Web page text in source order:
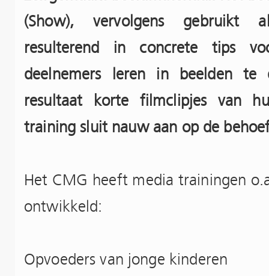
(Show), vervolgens gebruikt
resulterend in concrete tips
deelnemers leren in beelden te
resultaat korte filmclipjes van
training sluit nauw aan op de
Het CMG heeft media trainingen
ontwikkeld:
Opvoeders van jonge kinderen